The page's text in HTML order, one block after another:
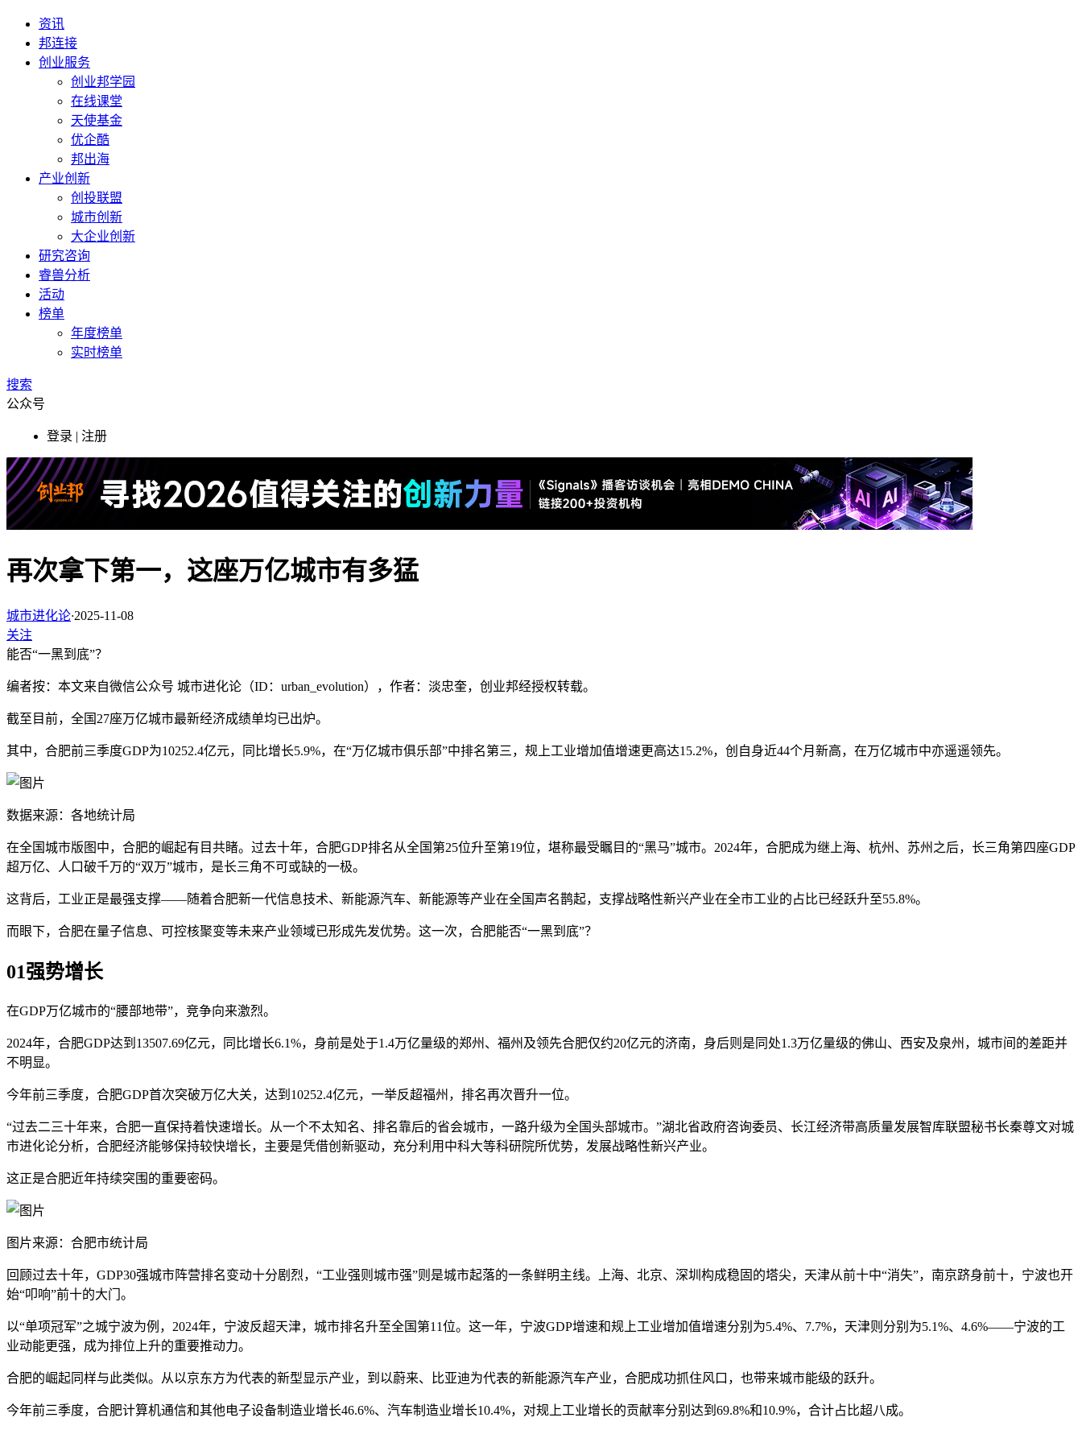
资讯
邦连接
创业服务
创业邦学园
在线课堂
天使基金
优企酷
邦出海
产业创新
创投联盟
城市创新
大企业创新
研究咨询
睿兽分析
活动
榜单
年度榜单
实时榜单
搜索
公众号
登录 | 注册
再次拿下第一，这座万亿城市有多猛
城市进化论·2025-11-08
关注
能否“一黑到底”？
编者按：本文来自微信公众号 城市进化论（ID：urban_evolution），作者：淡忠奎，创业邦经授权转载。
截至目前，全国27座万亿城市最新经济成绩单均已出炉。
其中，合肥前三季度GDP为10252.4亿元，同比增长5.9%，在“万亿城市俱乐部”中排名第三，规上工业增加值增速更高达15.2%，创自身近44个月新高，在万亿城市中亦遥遥领先。
数据来源：各地统计局
在全国城市版图中，合肥的崛起有目共睹。过去十年，合肥GDP排名从全国第25位升至第19位，堪称最受瞩目的“黑马”城市。2024年，合肥成为继上海、杭州、苏州之后，长三角第四座GDP
超万亿、人口破千万的“双万”城市，是长三角不可或缺的一极。
这背后，工业正是最强支撑——随着合肥新一代信息技术、新能源汽车、新能源等产业在全国声名鹊起，支撑战略性新兴产业在全市工业的占比已经跃升至55.8%。
而眼下，合肥在量子信息、可控核聚变等未来产业领域已形成先发优势。这一次，合肥能否“一黑到底”？
01强势增长
在GDP万亿城市的“腰部地带”，竞争向来激烈。
2024年，合肥GDP达到13507.69亿元，同比增长6.1%，身前是处于1.4万亿量级的郑州、福州及领先合肥仅约20亿元的济南，身后则是同处1.3万亿量级的佛山、西安及泉州，城市间的差距并
不明显。
今年前三季度，合肥GDP首次突破万亿大关，达到10252.4亿元，一举反超福州，排名再次晋升一位。
“过去二三十年来，合肥一直保持着快速增长。从一个不太知名、排名靠后的省会城市，一路升级为全国头部城市。”湖北省政府咨询委员、长江经济带高质量发展智库联盟秘书长秦尊文对城
市进化论分析，合肥经济能够保持较快增长，主要是凭借创新驱动，充分利用中科大等科研院所优势，发展战略性新兴产业。
这正是合肥近年持续突围的重要密码。
图片来源：合肥市统计局
回顾过去十年，GDP30强城市阵营排名变动十分剧烈，“工业强则城市强”则是城市起落的一条鲜明主线。上海、北京、深圳构成稳固的塔尖，天津从前十中“消失”，南京跻身前十，宁波也开
始“叩响”前十的大门。
以“单项冠军”之城宁波为例，2024年，宁波反超天津，城市排名升至全国第11位。这一年，宁波GDP增速和规上工业增加值增速分别为5.4%、7.7%，天津则分别为5.1%、4.6%——宁波的工
业动能更强，成为排位上升的重要推动力。
合肥的崛起同样与此类似。从以京东方为代表的新型显示产业，到以蔚来、比亚迪为代表的新能源汽车产业，合肥成功抓住风口，也带来城市能级的跃升。
今年前三季度，合肥计算机通信和其他电子设备制造业增长46.6%、汽车制造业增长10.4%，对规上工业增长的贡献率分别达到69.8%和10.9%，合计占比超八成。